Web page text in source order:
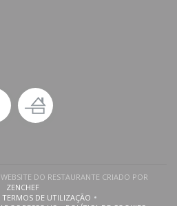
nova janela))
DO RESTAURANTE CRIADO POR
ZENCHEF((ABRE NUMA NOVA JANELA))
NOVA JANELA))
TERMOS DE UTILIZAÇÃO((ABRE NUMA NOVA JANELA))